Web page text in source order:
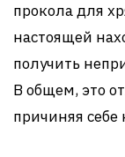
прокола для
настоящей
получить
В общем, это
причиняя себе